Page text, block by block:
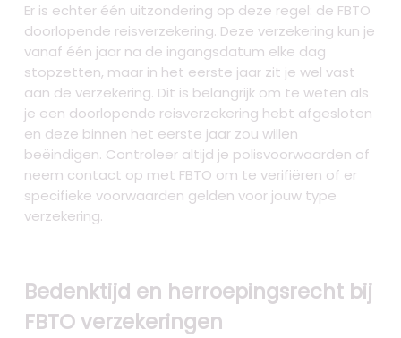
Er is echter één uitzondering op deze regel: de FBTO
doorlopende reisverzekering. Deze verzekering kun je
vanaf één jaar na de ingangsdatum elke dag
stopzetten, maar in het eerste jaar zit je wel vast
aan de verzekering. Dit is belangrijk om te weten als
je een doorlopende reisverzekering hebt afgesloten
en deze binnen het eerste jaar zou willen
beëindigen. Controleer altijd je polisvoorwaarden of
neem contact op met FBTO om te verifiëren of er
specifieke voorwaarden gelden voor jouw type
verzekering.
Bedenktijd en herroepingsrecht bij
FBTO verzekeringen